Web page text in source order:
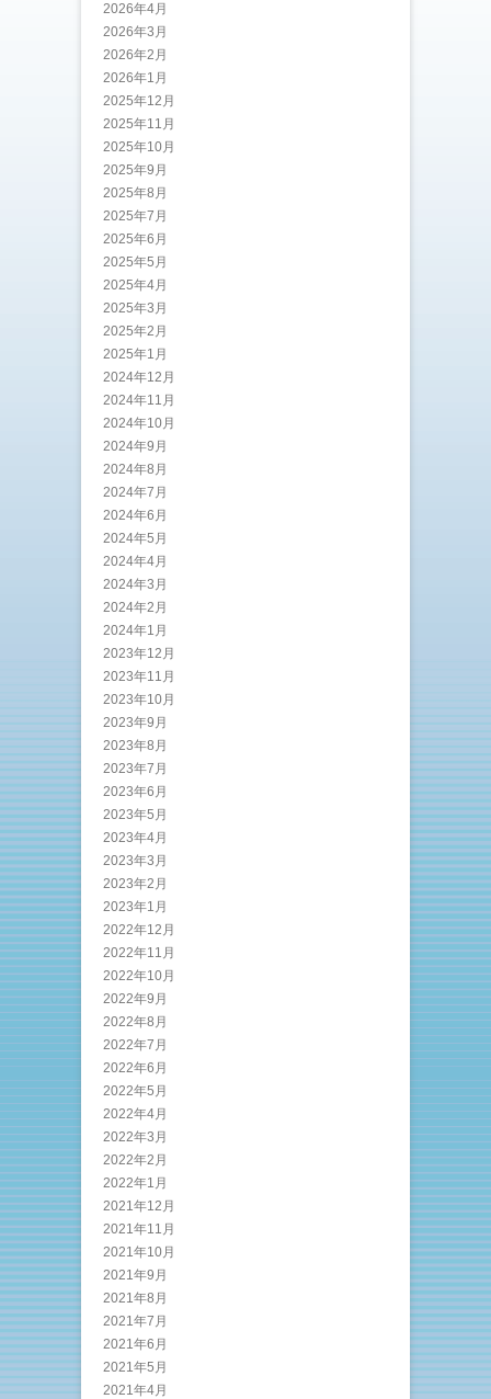
2026年4月
2026年3月
2026年2月
2026年1月
2025年12月
2025年11月
2025年10月
2025年9月
2025年8月
2025年7月
2025年6月
2025年5月
2025年4月
2025年3月
2025年2月
2025年1月
2024年12月
2024年11月
2024年10月
2024年9月
2024年8月
2024年7月
2024年6月
2024年5月
2024年4月
2024年3月
2024年2月
2024年1月
2023年12月
2023年11月
2023年10月
2023年9月
2023年8月
2023年7月
2023年6月
2023年5月
2023年4月
2023年3月
2023年2月
2023年1月
2022年12月
2022年11月
2022年10月
2022年9月
2022年8月
2022年7月
2022年6月
2022年5月
2022年4月
2022年3月
2022年2月
2022年1月
2021年12月
2021年11月
2021年10月
2021年9月
2021年8月
2021年7月
2021年6月
2021年5月
2021年4月